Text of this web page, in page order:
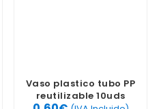
Vaso plastico tubo PP
reutilizable 10uds